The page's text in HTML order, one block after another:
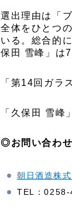
選出理由は「
全体をひとつ
いる。総合的
保田 雪峰」は
「第14回ガラ
「久保田 雪峰
◎お問い合わ
朝日酒造株
TEL：0258-